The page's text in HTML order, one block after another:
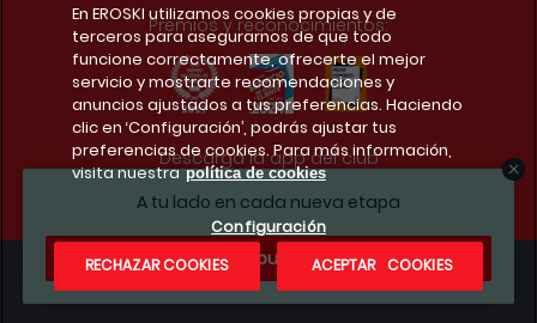
A tu lado en cada nueva etapa
¿Te apuntas?
Premios y reconocimientos:
Descarga la app del club
Condiciones legales
En EROSKI utilizamos cookies propias y de
terceros para asegurarnos de que todo
funcione correctamente, ofrecerte el mejor
servicio y mostrarte recomendaciones y
anuncios ajustados a tus preferencias. Haciendo
clic en ‘Configuración’, podrás ajustar tus
preferencias de cookies. Para más información,
visita nuestra política de cookies
Configuración
RECHAZAR COOKIES
ACEPTAR COOKIES